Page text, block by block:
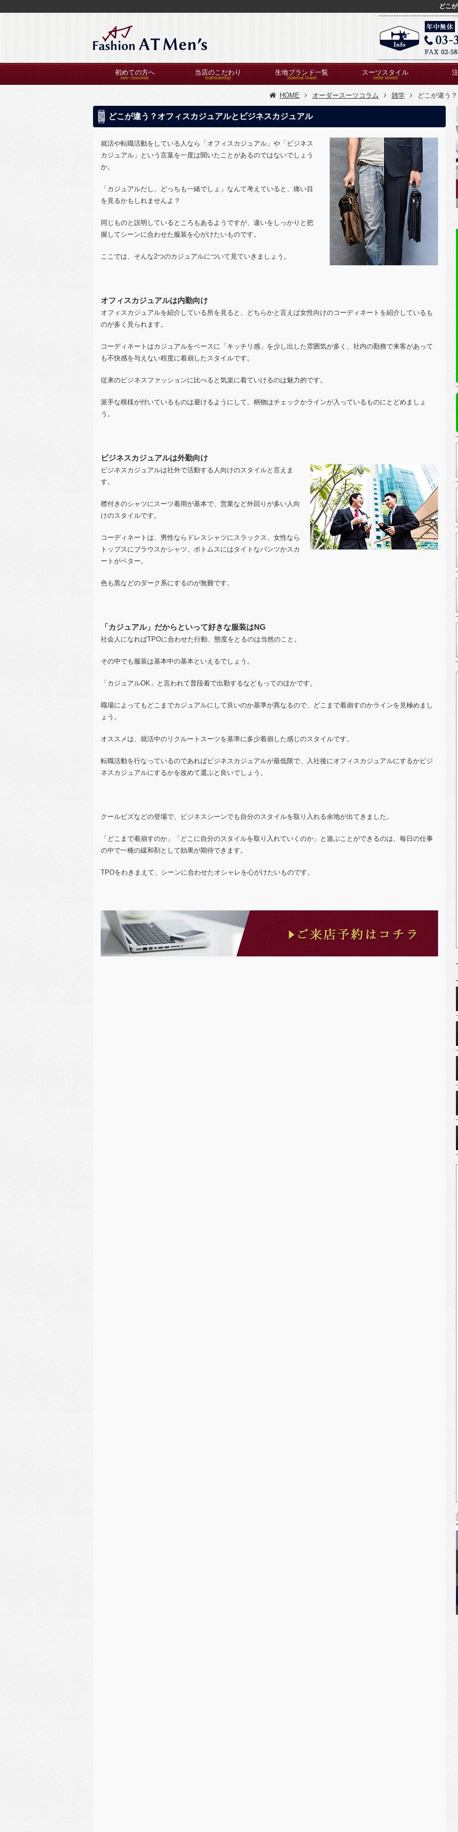
どこ
初めての方へ 当店のこだわり 生地ブランド一覧 スーツスタイル
HOME オーダースーツコラム 雑学 どこが違う
どこが違う？オフィスカジュアルとビジネスカジュアル
就活や転職活動をしている人なら「オフィスカジュアル」や「ビジネス
カジュアル」という言葉を一度は聞いたことがあるのではないでしょう
か。
「カジュアルだし、どっちも一緒でしょ」なんて考えていると、痛い目
を見るかもしれませんよ？
同じものと説明しているところもあるようですが、違いをしっかりと把
握してシーンに合わせた服装を心がけたいものです。
ここでは、そんな2つのカジュアルについて見ていきましょう。
オフィスカジュアルは内勤向け
オフィスカジュアルを紹介している所を見ると、どちらかと言えば女性向けのコーディネートを紹介しているも
のが多く見られます。
コーディネートはカジュアルをベースに「キッチリ感」を少し出した雰囲気が多く、社内の勤務で来客があって
も不快感を与えない程度に着崩したスタイルです。
従来のビジネスファッションに比べると気楽に着ていけるのは魅力的です。
派手な模様が付いているものは避けるようにして、柄物はチェックかラインが入っているものにとどめましょ
う。
ビジネスカジュアルは外勤向け
ビジネスカジュアルは社外で活動する人向けのスタイルと言えま
す。
襟付きのシャツにスーツ着用が基本で、営業など外回りが多い人向
けのスタイルです。
コーディネートは、男性ならドレスシャツにスラックス、女性なら
トップスにブラウスかシャツ、ボトムスにはタイトなパンツかスカ
ートがベター。
色も黒などのダーク系にするのが無難です。
「カジュアル」だからといって好きな服装はNG
社会人になればTPOに合わせた行動、態度をとるのは当然のこと。
その中でも服装は基本中の基本といえるでしょう。
「カジュアルOK」と言われて普段着で出勤するなどもってのほかです。
職場によってもどこまでカジュアルにして良いのか基準が異なるので、どこまで着崩すのかラインを見極めまし
ょう。
オススメは、就活中のリクルートスーツを基準に多少着崩した感じのスタイルです。
転職活動を行なっているのであればビジネスカジュアルが最低限で、入社後にオフィスカジュアルにするかビジ
ネスカジュアルにするかを改めて選ぶと良いでしょう。
クールビズなどの登場で、ビジネスシーンでも自分のスタイルを取り入れる余地が出てきました。
「どこまで着崩すのか」「どこに自分のスタイルを取り入れていくのか」と遊ぶことができるのは、毎日の仕事
の中で一種の緩和剤として効果が期待できます。
TPOをわきまえて、シーンに合わせたオシャレを心がけたいものです。